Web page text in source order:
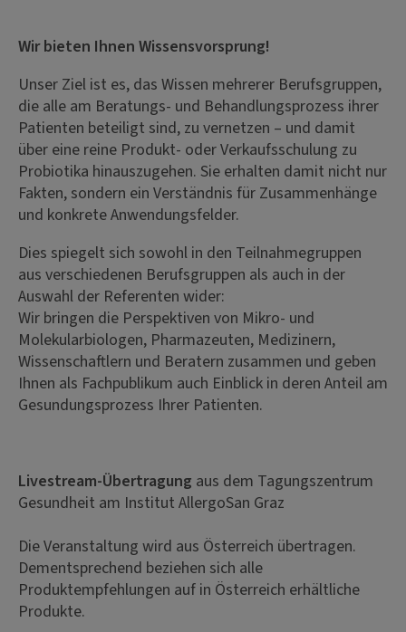
Wir bieten Ihnen Wissensvorsprung!
Unser Ziel ist es, das Wissen mehrerer Berufsgruppen,
die alle am Beratungs- und Behandlungsprozess ihrer
Patienten beteiligt sind, zu vernetzen – und damit
über eine reine Produkt- oder Verkaufsschulung zu
Probiotika hinauszugehen. Sie erhalten damit nicht nur
Fakten, sondern ein Verständnis für Zusammenhänge
und konkrete Anwendungsfelder.
Dies spiegelt sich sowohl in den Teilnahmegruppen
aus verschiedenen Berufsgruppen als auch in der
Auswahl der Referenten wider:
Wir bringen die Perspektiven von Mikro- und
Molekularbiologen, Pharmazeuten, Medizinern,
Wissenschaftlern und Beratern zusammen und geben
Ihnen als Fachpublikum auch Einblick in deren Anteil am
Gesundungsprozess Ihrer Patienten.
Livestream-Übertragung aus dem Tagungszentrum
Gesundheit am Institut AllergoSan Graz
Die Veranstaltung wird aus Österreich übertragen.
Dementsprechend beziehen sich alle
Produktempfehlungen auf in Österreich erhältliche
Produkte.